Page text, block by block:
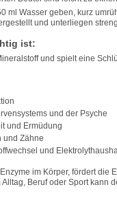
ml Wasser geben, kurz
und unterliegen
ist:
und spielt eine
und der Psyche
und Ermüdung
und Zähne
und
im Körper, fördert die
Beruf oder Sport kann